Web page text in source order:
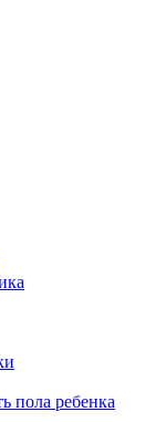
пола ребенка